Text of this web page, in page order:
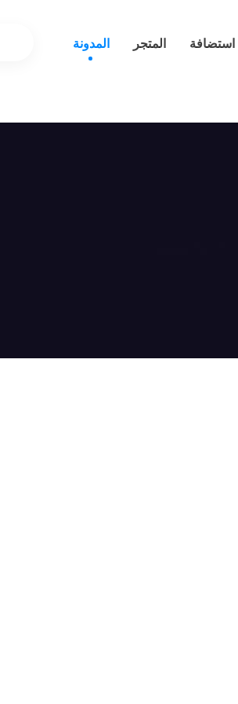
استضافة المتجر المدونة